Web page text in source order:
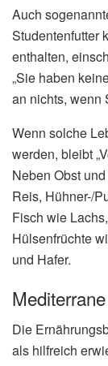
Auch
Studentenfutter
enthalten,
„Sie haben
an nichts, wenn
Wenn solche
werden, bleibt
Neben Obst
Reis, Hühner-/
Fisch wie
Hülsenfrüchte
und Hafer.
Die
als hilfreich